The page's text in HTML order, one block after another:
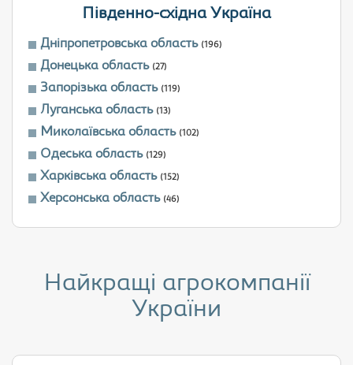
Південно-східна Україна
Дніпропетровська область (196)
Донецька область (27)
Запорізька область (119)
Луганська область (13)
Миколаївська область (102)
Одеська область (129)
Харківська область (152)
Херсонська область (46)
Найкращі агрокомпанії
України